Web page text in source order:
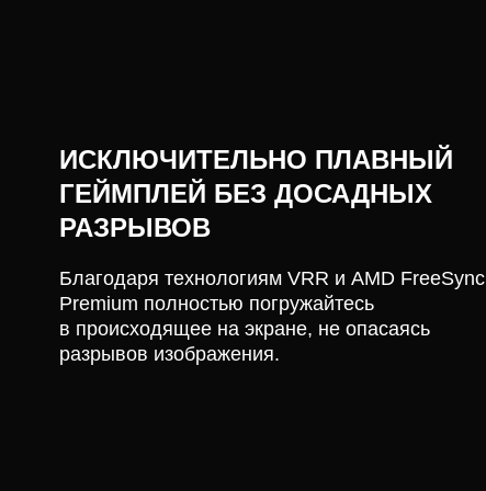
ИСКЛЮЧИТЕЛЬНО ПЛАВНЫЙ
ГЕЙМПЛЕЙ БЕЗ ДОСАДНЫХ
РАЗРЫВОВ
Благодаря технологиям VRR и AMD FreeSync
Premium полностью погружайтесь
в происходящее на экране, не опасаясь
разрывов изображения.